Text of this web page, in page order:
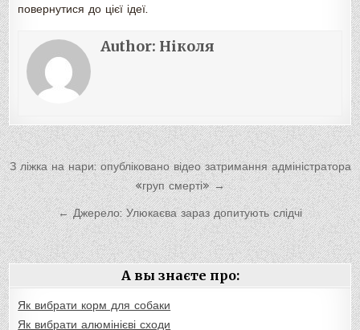
повернутися до цієї ідеї.
Author: Ніколя
Навигация
по
записям
З ліжка на нари: опубліковано відео затримання адміністратора
«груп смерті» →
← Джерело: Улюкаєва зараз допитують слідчі
А вы знаєте про:
Як вибрати корм для собаки
Як вибрати алюмінієві сходи